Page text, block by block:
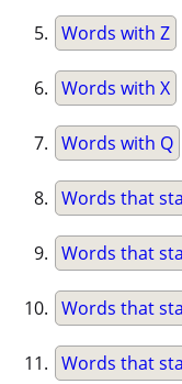
Words with Z
Words with X
Words with Q
Words that
Words that
Words that
Words that